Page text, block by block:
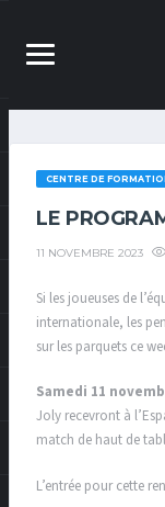
CENTRE DE
LE
11 NOVEMBRE 2023
Si les joueuses de
internationale, les
sur les parquets ce
Samedi 11
Joly recevront à
match de haut de
L’entrée pour cette